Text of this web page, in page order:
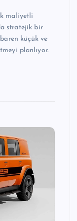
maliyetli
stratejik bir
küçük ve
planlıyor.